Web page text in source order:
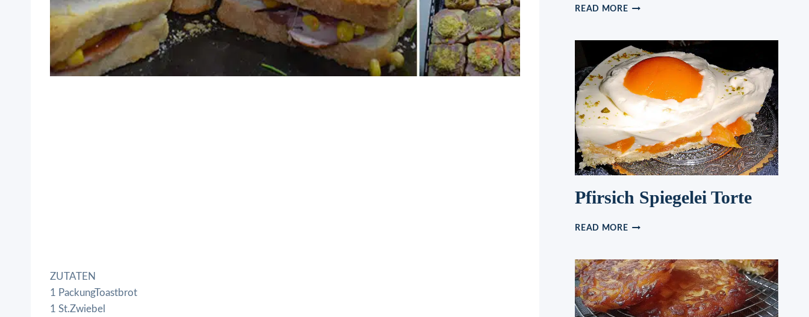
ZUTATEN
1 PackungToastbrot
1 St.Zwiebel
READ MOREOMAS
Pfirsich Spiegelei Torte
READ MOREPFIRSICH